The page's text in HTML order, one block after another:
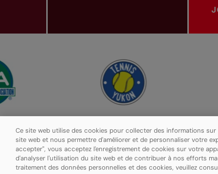
ASSOCIATIONS PROVINCIALES DE TENNIS
Politique de confidentialitéParamètres des cookies
Ce site web utilise des cookies pour collecter des informations
site web et nous permettre d'améliorer et de personnaliser votre
accepter", vous acceptez l'enregistrement de cookies sur votre
d'analyser l'utilisation du site web et de contribuer à nos efforts
traitement des données personnelles et des cookies, veuillez